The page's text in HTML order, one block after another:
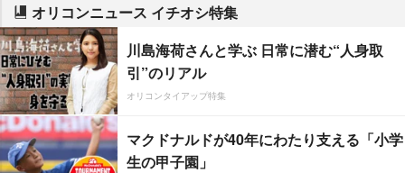
オリコンニュース イチオシ特集
川島海荷さんと学ぶ 日常に潜む“人身取
引”のリアル
オリコンタイアップ特集
マクドナルドが40年にわたり支える「小学
生の甲子園」